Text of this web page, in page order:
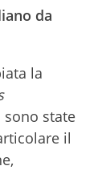
da
la
sono state
il